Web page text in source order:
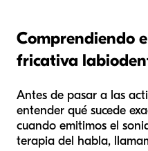
Comprendiendo
fricativa
Antes de pasar a las
entender qué sucede
cuando emitimos el
terapia del habla,